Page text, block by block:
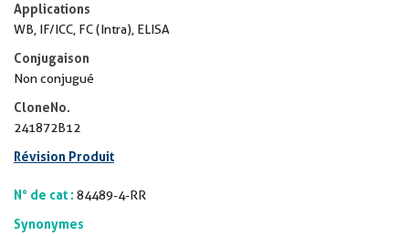
Applications
WB, IF/ICC, FC (Intra), ELISA
Conjugaison
Non conjugué
CloneNo.
241872B12
Révision Produit
N° de cat : 84489-4-RR
Synonymes